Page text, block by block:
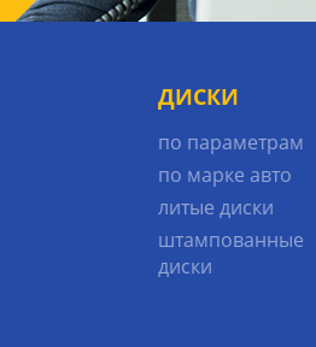
ДИСКИ
по параметрам
по марке авто
литые диски
штампованные
диски